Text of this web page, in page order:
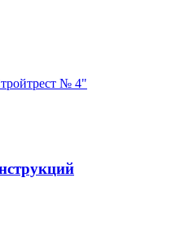
№ 4"